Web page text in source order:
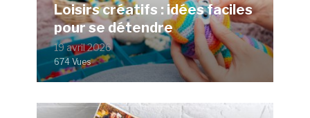
Loisirs créatifs : idées faciles
pour se détendre
19 avril 2026
674 Vues